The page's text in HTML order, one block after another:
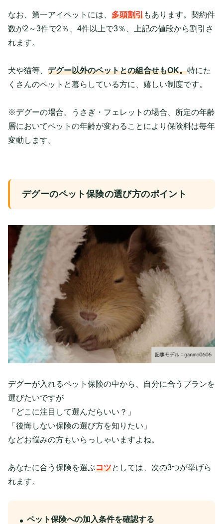
なお、第一アイペットには、 多頭割引もあります。契約件
数が2～3件で2％、4件以上で3％、上記の値段から割引さ
れます。
犬や猫等、 デグー以外のペットとの組合せもOK。特にた
くさんのペットと暮らしている方に、嬉しい制度です。
※デグーの場合。うさぎ・フェレットの場合、所定の年齢
層においてペットの年齢が変わることにより保険料は毎年
変動します。
デグーのペット保険の選び方のポイント
デグーが入れるペット保険の中から、自分に合うプランを
選びたいですが
「どこに注目して選んだらいい？」
「後悔しない保険の選び方を知りたい」
などお悩みの方もいらっしゃいますよね。
あなたに合う保険を選ぶコツとしては、次の3つが挙げら
れます。
ペット保険への加入条件を確認する